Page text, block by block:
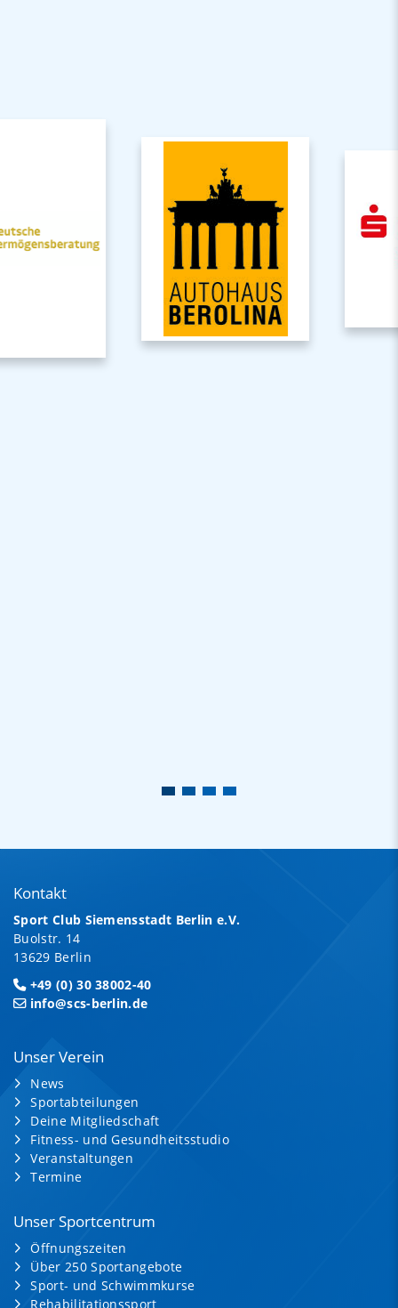
Kontakt
Sport Club Siemensstadt Berlin e.V.
Buolstr. 14
13629 Berlin
+49 (0) 30 38002-40
info@scs-berlin.de
Unser Verein
News
Sportabteilungen
Deine Mitgliedschaft
Fitness- und Gesundheitsstudio
Veranstaltungen
Termine
Unser Sportcentrum
Öffnungszeiten
Über 250 Sportangebote
Sport- und Schwimmkurse
Rehabilitationssport